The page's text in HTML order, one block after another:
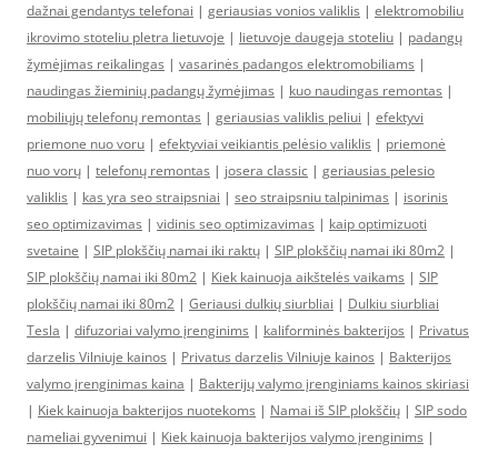
dažnai gendantys telefonai | geriausias vonios valiklis | elektromobiliu
ikrovimo stoteliu pletra lietuvoje | lietuvoje daugeja stoteliu | padangų
žymėjimas reikalingas | vasarinės padangos elektromobiliams |
naudingas žieminių padangų žymėjimas | kuo naudingas remontas |
mobiliųjų telefonų remontas | geriausias valiklis peliui | efektyvi
priemone nuo voru | efektyviai veikiantis pelėsio valiklis | priemonė
nuo vorų | telefonų remontas | josera classic | geriausias pelesio
valiklis | kas yra seo straipsniai | seo straipsniu talpinimas | isorinis
seo optimizavimas | vidinis seo optimizavimas | kaip optimizuoti
svetaine | SIP plokščių namai iki raktų | SIP plokščių namai iki 80m2 |
SIP plokščių namai iki 80m2 | Kiek kainuoja aikštelės vaikams | SIP
plokščių namai iki 80m2 | Geriausi dulkių siurbliai | Dulkiu siurbliai
Tesla | difuzoriai valymo įrenginims | kaliforminės bakterijos | Privatus
darzelis Vilniuje kainos | Privatus darzelis Vilniuje kainos | Bakterijos
valymo įrenginimas kaina | Bakterijų valymo įrenginiams kainos skiriasi
| Kiek kainuoja bakterijos nuotekoms | Namai iš SIP plokščių | SIP sodo
nameliai gyvenimui | Kiek kainuoja bakterijos valymo įrenginims |